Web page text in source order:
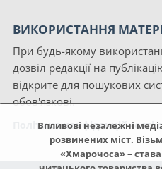
Впливові незалежні
розвинених міст.
«Хмарочоса» –
ВИКОРИСТАННЯ
При будь-якому
дозвіл редакції на
відкрите для пошукових
обов'язкові.
Політика